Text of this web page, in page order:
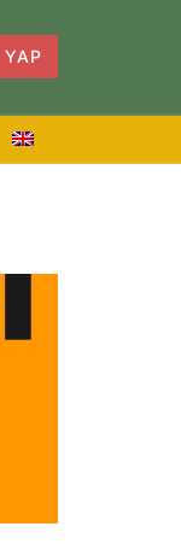
YAP